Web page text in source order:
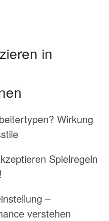
in
Wirkung
Spielregeln
–
verstehen